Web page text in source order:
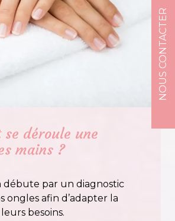
NOUS CONTACTER
se déroule une
mains ?
débute par un diagnostic
ongles afin d’adapter la
besoins.